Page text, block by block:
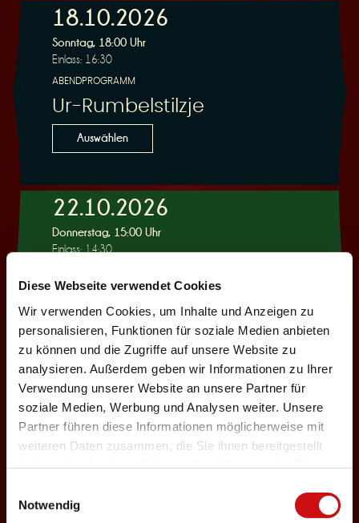
Diese Webseite verwendet Cookies
Wir verwenden Cookies, um Inhalte und Anzeigen zu
personalisieren, Funktionen für soziale Medien anbieten
zu können und die Zugriffe auf unsere Website zu
analysieren. Außerdem geben wir Informationen zu Ihrer
Verwendung unserer Website an unsere Partner für
soziale Medien, Werbung und Analysen weiter. Unsere
Partner führen diese Informationen möglicherweise mit
weiteren Daten zusammen, die Sie ihnen bereitgestellt
Notwendig
18.10.2026
Sonntag, 18:00 Uhr
Einlass: 16:30
ABENDPROGRAMM
Ur-Rumbelstilzje
Auswählen
22.10.2026
Donnerstag, 15:00 Uhr
Einlass: 14:30
Wie war das mit
Pinocchio?
Auswählen
22.10.2026
Donnerstag, 19:30 Uhr
Einlass: 18:00
Ur-Rumbelstilzje